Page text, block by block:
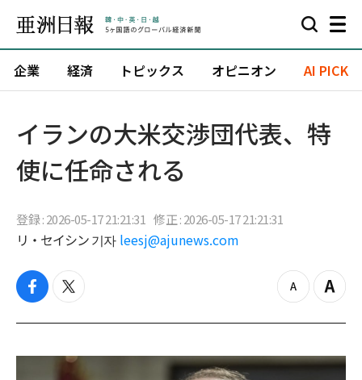
企業 経済 トピックス オピニオン AI PICK
イランの大米交渉団代表、特
使に任命される
登録 : 2026-05-17 21:21:31 修正 : 2026-05-17 21:21:31
リ・セイシン 기자 leesj@ajunews.com
f
c
b
t
i
t
z
o
o
Z
o
i
n